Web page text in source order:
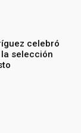
celebró
selección